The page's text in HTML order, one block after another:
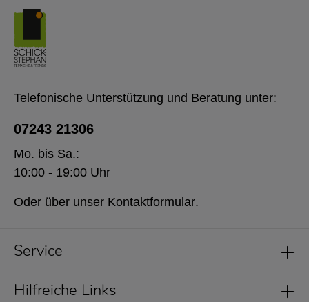
Service
Telefonische Unterstützung und Beratung unter:
07243 21306
Mo. bis Sa.:
10:00 - 19:00 Uhr
Oder über unser Kontaktformular.
Hilfreiche Links